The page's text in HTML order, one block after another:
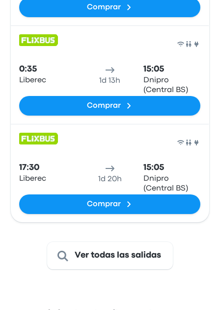
Comprar
0:35
Liberec 1d 13h
15:05
Dnipro
(Central BS)
Comprar
17:30
Liberec 1d 20h
15:05
Dnipro
(Central BS)
Comprar
Ver todas las salidas